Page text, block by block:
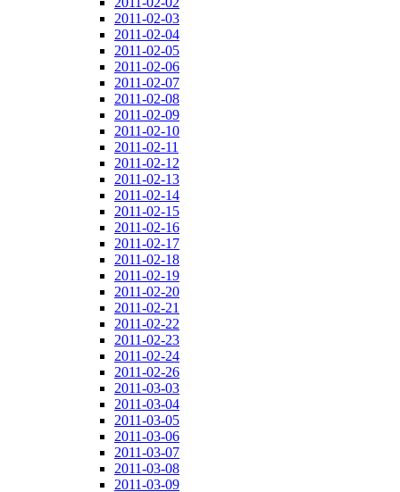
2011-02-03
2011-02-04
2011-02-05
2011-02-06
2011-02-07
2011-02-08
2011-02-09
2011-02-10
2011-02-11
2011-02-12
2011-02-13
2011-02-14
2011-02-15
2011-02-16
2011-02-17
2011-02-18
2011-02-19
2011-02-20
2011-02-21
2011-02-22
2011-02-23
2011-02-24
2011-02-26
2011-03-03
2011-03-04
2011-03-05
2011-03-06
2011-03-07
2011-03-08
2011-03-09